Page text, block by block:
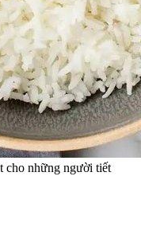
cho những người tiết